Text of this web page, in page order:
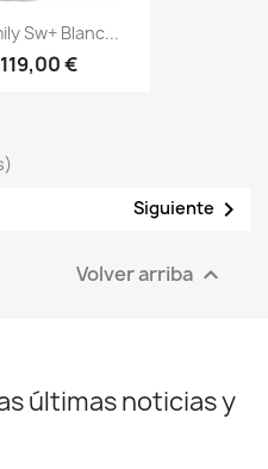
Sw+ Blanc...
119,00 €
Siguiente 
Volver arriba 
últimas noticias y